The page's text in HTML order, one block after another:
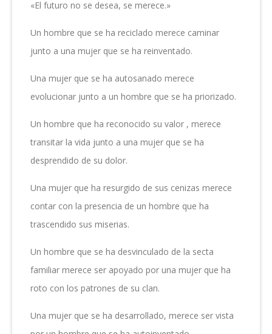
«El futuro no se desea, se merece.»
Un hombre que se ha reciclado merece caminar
junto a una mujer que se ha reinventado.
Una mujer que se ha autosanado merece
evolucionar junto a un hombre que se ha priorizado.
Un hombre que ha reconocido su valor , merece
transitar la vida junto a una mujer que se ha
desprendido de su dolor.
Una mujer que ha resurgido de sus cenizas merece
contar con la presencia de un hombre que ha
trascendido sus miserias.
Un hombre que se ha desvinculado de la secta
familiar merece ser apoyado por una mujer que ha
roto con los patrones de su clan.
Una mujer que se ha desarrollado, merece ser vista